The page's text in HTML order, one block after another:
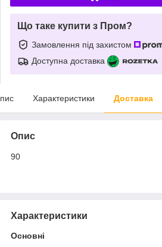
Що таке купити з Пром?
Замовлення під захистом
Доступна доставка
Характеристики Доставка
Опис
90
Характеристики
Основні